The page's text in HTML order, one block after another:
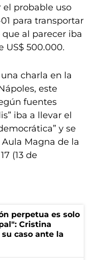
probable uso
para transportar
al parecer iba
US$ 500.000.
charla en la
este
fuentes
iba a llevar el
y se
Magna de la
(13 de
perpetua es solo
Cristina
caso ante la